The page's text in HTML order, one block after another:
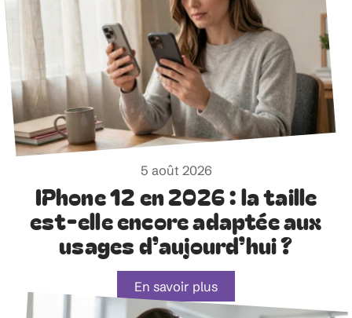
5 août 2026
IPhone 12 en 2026 : la taille
est-elle encore adaptée aux
usages d’aujourd’hui ?
En savoir plus